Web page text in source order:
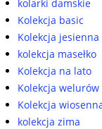
kolarki damskie
Kolekcja basic
Kolekcja jesienna
kolekcja masełko
Kolekcja na lato
Kolekcja welurów
Kolekcja
kolekcja zima